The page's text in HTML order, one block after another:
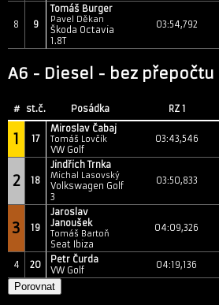
8 9
Tomáš Burger
Pavel Děkan
Škoda Octavia
1.8T
03:54,792
A6 - Diesel - bez
# st.č. Posádka RZ 1
1 17
Miroslav Čabaj
Tomáš Lovčík
VW Golf
03:43,546
2 18
Jindřich Trnka
Michal Lasovský
Volkswagen Golf
3
03:50,833
3 19
Jaroslav
Janoušek
Tomáš Bartoň
Seat Ibiza
04:09,326
4 20
Petr Čurda
VW Golf
04:19,136